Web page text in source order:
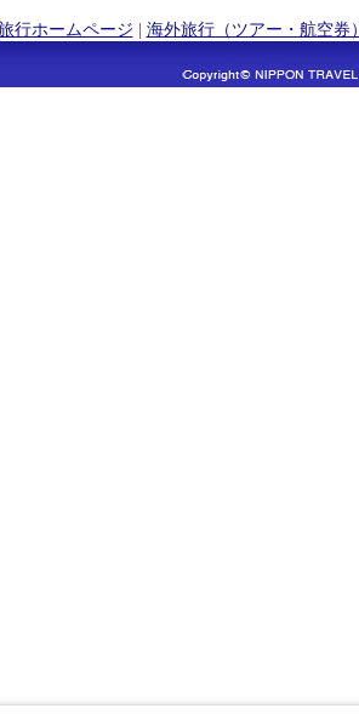
行ホームページ | 海外旅行（ツアー・航空券）